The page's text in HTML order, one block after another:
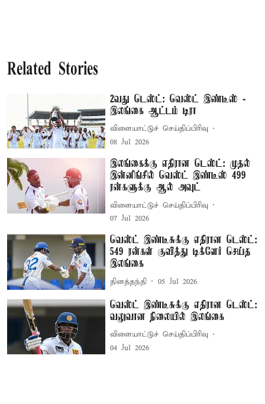
Related Stories
2வது டெஸ்ட்: வெஸ்ட் இண்டீஸ் -
இலங்கை ஆட்டம் டிரா
விளையாட்டுச் செய்திப்பிரிவு
08 Jul 2026
இலங்கைக்கு எதிரான டெஸ்ட்: முதல்
இன்னிங்சில் வெஸ்ட் இண்டீஸ் 499
ரன்களுக்கு ஆல் அவுட்
விளையாட்டுச் செய்திப்பிரிவு
07 Jul 2026
வெஸ்ட் இண்டீசுக்கு எதிரான டெஸ்ட்:
549 ரன்கள் குவித்து டிக்ளேர் செய்த
இலங்கை
தினத்தந்தி 05 Jul 2026
வெஸ்ட் இண்டீசுக்கு எதிரான டெஸ்ட்:
வலுவான நிலையில் இலங்கை
விளையாட்டுச் செய்திப்பிரிவு
04 Jul 2026